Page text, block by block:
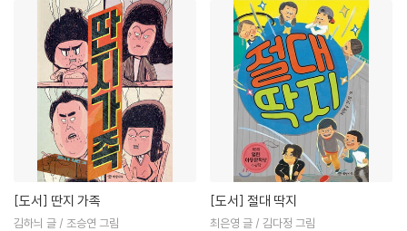
[도서] 딴지 가족
김하늬 글 / 조승연 그림
[도서] 절대 딱지
최은영 글 / 김다정 그림